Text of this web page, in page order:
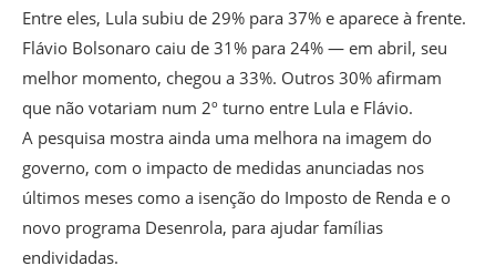
Entre eles, Lula subiu de 29% para 37% e aparece à frente.
Flávio Bolsonaro caiu de 31% para 24% — em abril, seu
melhor momento, chegou a 33%. Outros 30% afirmam
que não votariam num 2º turno entre Lula e Flávio.
A pesquisa mostra ainda uma melhora na imagem do
governo, com o impacto de medidas anunciadas nos
últimos meses como a isenção do Imposto de Renda e o
novo programa Desenrola, para ajudar famílias
endividadas.